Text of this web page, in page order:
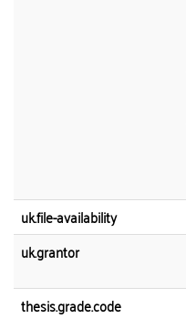
uk.file-availability
uk.grantor
thesis.grade.code